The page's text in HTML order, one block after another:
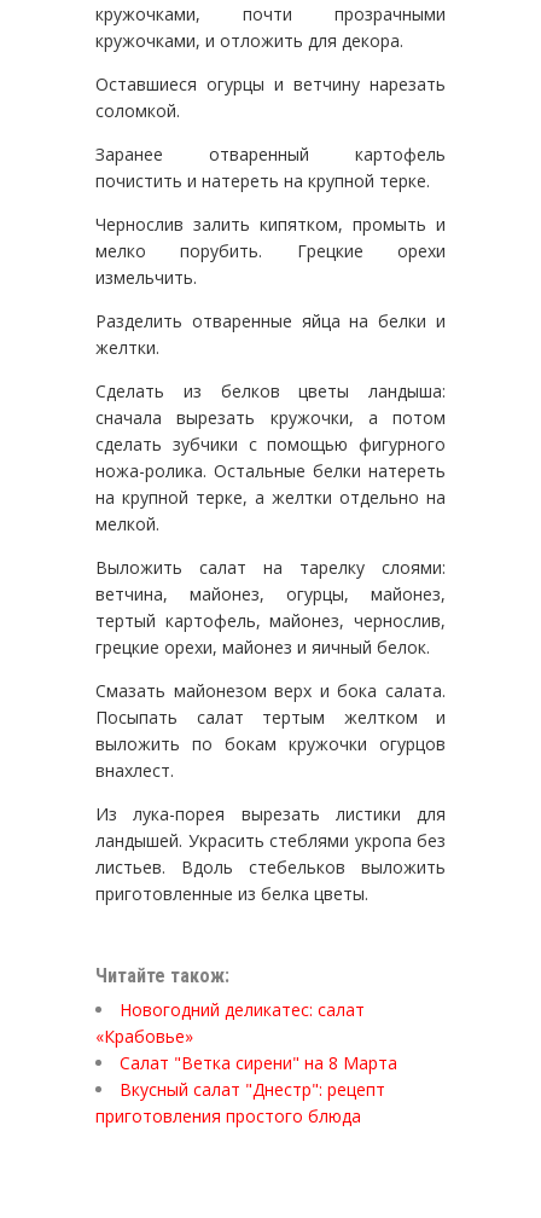
кружочками, почти прозрачными
кружочками, и отложить для декора.
Оставшиеся огурцы и ветчину нарезать
соломкой.
Заранее отваренный картофель
почистить и натереть на крупной терке.
Чернослив залить кипятком, промыть и
мелко порубить. Грецкие орехи
измельчить.
Разделить отваренные яйца на белки и
желтки.
Сделать из белков цветы ландыша:
сначала вырезать кружочки, а потом
сделать зубчики с помощью фигурного
ножа-ролика. Остальные белки натереть
на крупной терке, а желтки отдельно на
мелкой.
Выложить салат на тарелку слоями:
ветчина, майонез, огурцы, майонез,
тертый картофель, майонез, чернослив,
грецкие орехи, майонез и яичный белок.
Смазать майонезом верх и бока салата.
Посыпать салат тертым желтком и
выложить по бокам кружочки огурцов
внахлест.
Из лука-порея вырезать листики для
ландышей. Украсить стеблями укропа без
листьев. Вдоль стебельков выложить
приготовленные из белка цветы.
Читайте також:
Новогодний деликатес: салат
«Крабовье»
Салат "Ветка сирени" на 8 Марта
Вкусный салат "Днестр": рецепт
приготовления простого блюда